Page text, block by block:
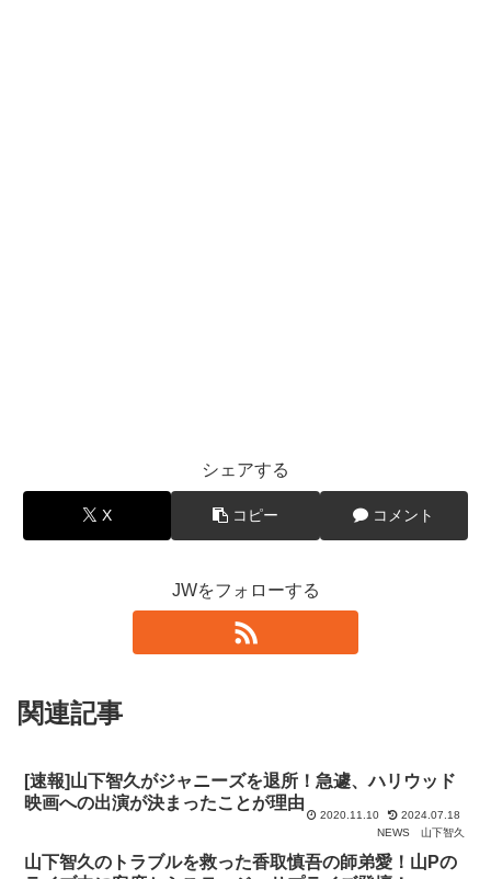
シェアする
X コピー コメント
JWをフォローする
関連記事
[速報]山下智久がジャニーズを退所！急遽、ハリウッド
映画への出演が決まったことが理由
2020.11.10
2024.07.18
NEWS
山下智久
山下智久のトラブルを救った香取慎吾の師弟愛！山Pの